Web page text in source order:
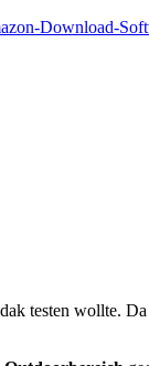
Download-
testen wollte.